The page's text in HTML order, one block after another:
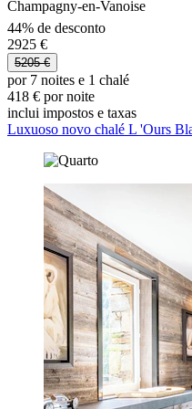
Champagny-en-Vanoise
44% de desconto
2925 €
5205 €
por 7 noites e 1 chalé
418 € por noite
inclui impostos e taxas
Luxuoso novo chalé L 'Ours